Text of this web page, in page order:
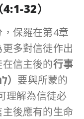
4:1-32）
保羅在第4章
多對信徒作出
信主後的行事
） 要與所蒙的
理解為信徒必
後應有的生命